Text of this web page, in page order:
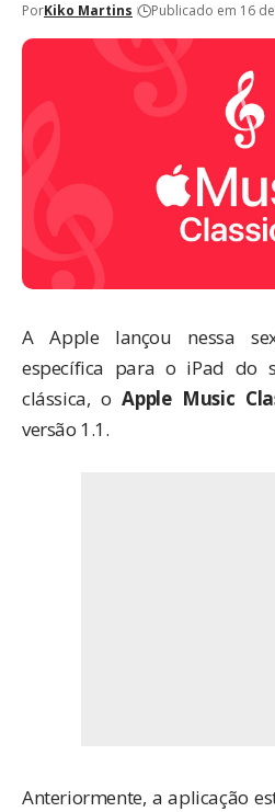
PorKiko Martins Publicado em 16
A Apple lançou nessa
específica para o iPad do
clássica, oApple Music
versão 1.1.
Anteriormente, a aplicação